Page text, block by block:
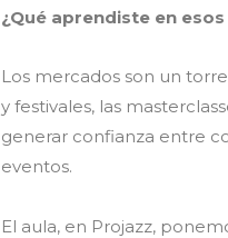
¿Qué aprendiste en
Los mercados son un
y festivales, las
generar confianza entre
eventos.
El aula, en Projazz,